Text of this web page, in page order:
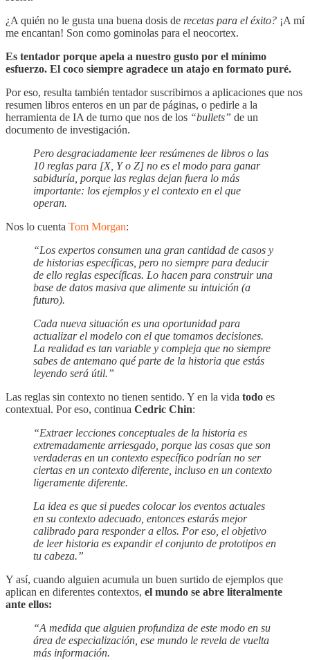
¿A quién no le gusta una buena dosis de recetas para el éxito? ¡A mí
me encantan! Son como gominolas para el neocortex.
Es tentador porque apela a nuestro gusto por el mínimo
esfuerzo. El coco siempre agradece un atajo en formato puré.
Por eso, resulta también tentador suscribirnos a aplicaciones que nos
resumen libros enteros en un par de páginas, o pedirle a la
herramienta de IA de turno que nos de los “bullets” de un
documento de investigación.
Pero desgraciadamente leer resúmenes de libros o las
10 reglas para [X, Y o Z] no es el modo para ganar
sabiduría, porque las reglas dejan fuera lo más
importante: los ejemplos y el contexto en el que
operan.
Nos lo cuenta Tom Morgan:
“Los expertos consumen una gran cantidad de casos y
de historias específicas, pero no siempre para deducir
de ello reglas específicas. Lo hacen para construir una
base de datos masiva que alimente su intuición (a
futuro).
Cada nueva situación es una oportunidad para
actualizar el modelo con el que tomamos decisiones.
La realidad es tan variable y compleja que no siempre
sabes de antemano qué parte de la historia que estás
leyendo será útil.”
Las reglas sin contexto no tienen sentido. Y en la vida todo es
contextual. Por eso, continua Cedric Chin:
“Extraer lecciones conceptuales de la historia es
extremadamente arriesgado, porque las cosas que son
verdaderas en un contexto específico podrían no ser
ciertas en un contexto diferente, incluso en un contexto
ligeramente diferente.
La idea es que si puedes colocar los eventos actuales
en su contexto adecuado, entonces estarás mejor
calibrado para responder a ellos. Por eso, el objetivo
de leer historia es expandir el conjunto de prototipos en
tu cabeza.”
Y así, cuando alguien acumula un buen surtido de ejemplos que
aplican en diferentes contextos, el mundo se abre literalmente
ante ellos:
“A medida que alguien profundiza de este modo en su
área de especialización, ese mundo le revela de vuelta
más información.